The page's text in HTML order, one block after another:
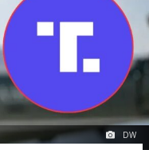
DW